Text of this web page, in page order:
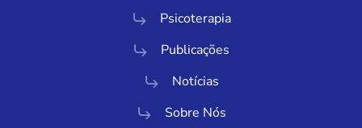
Psicoterapia
Publicações
Notícias
Sobre Nós